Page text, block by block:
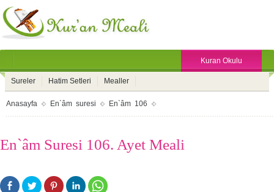
Kuran Okulu
Sureler Hatim Setleri Mealler
Anasayfa En`âm suresi En`âm 106
En`âm Suresi 106. Ayet Meali